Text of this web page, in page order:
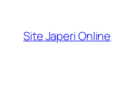
Site Japeri Online